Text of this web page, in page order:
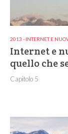
2013 - INTERNET E
Internet e
quello che
Capitolo 5